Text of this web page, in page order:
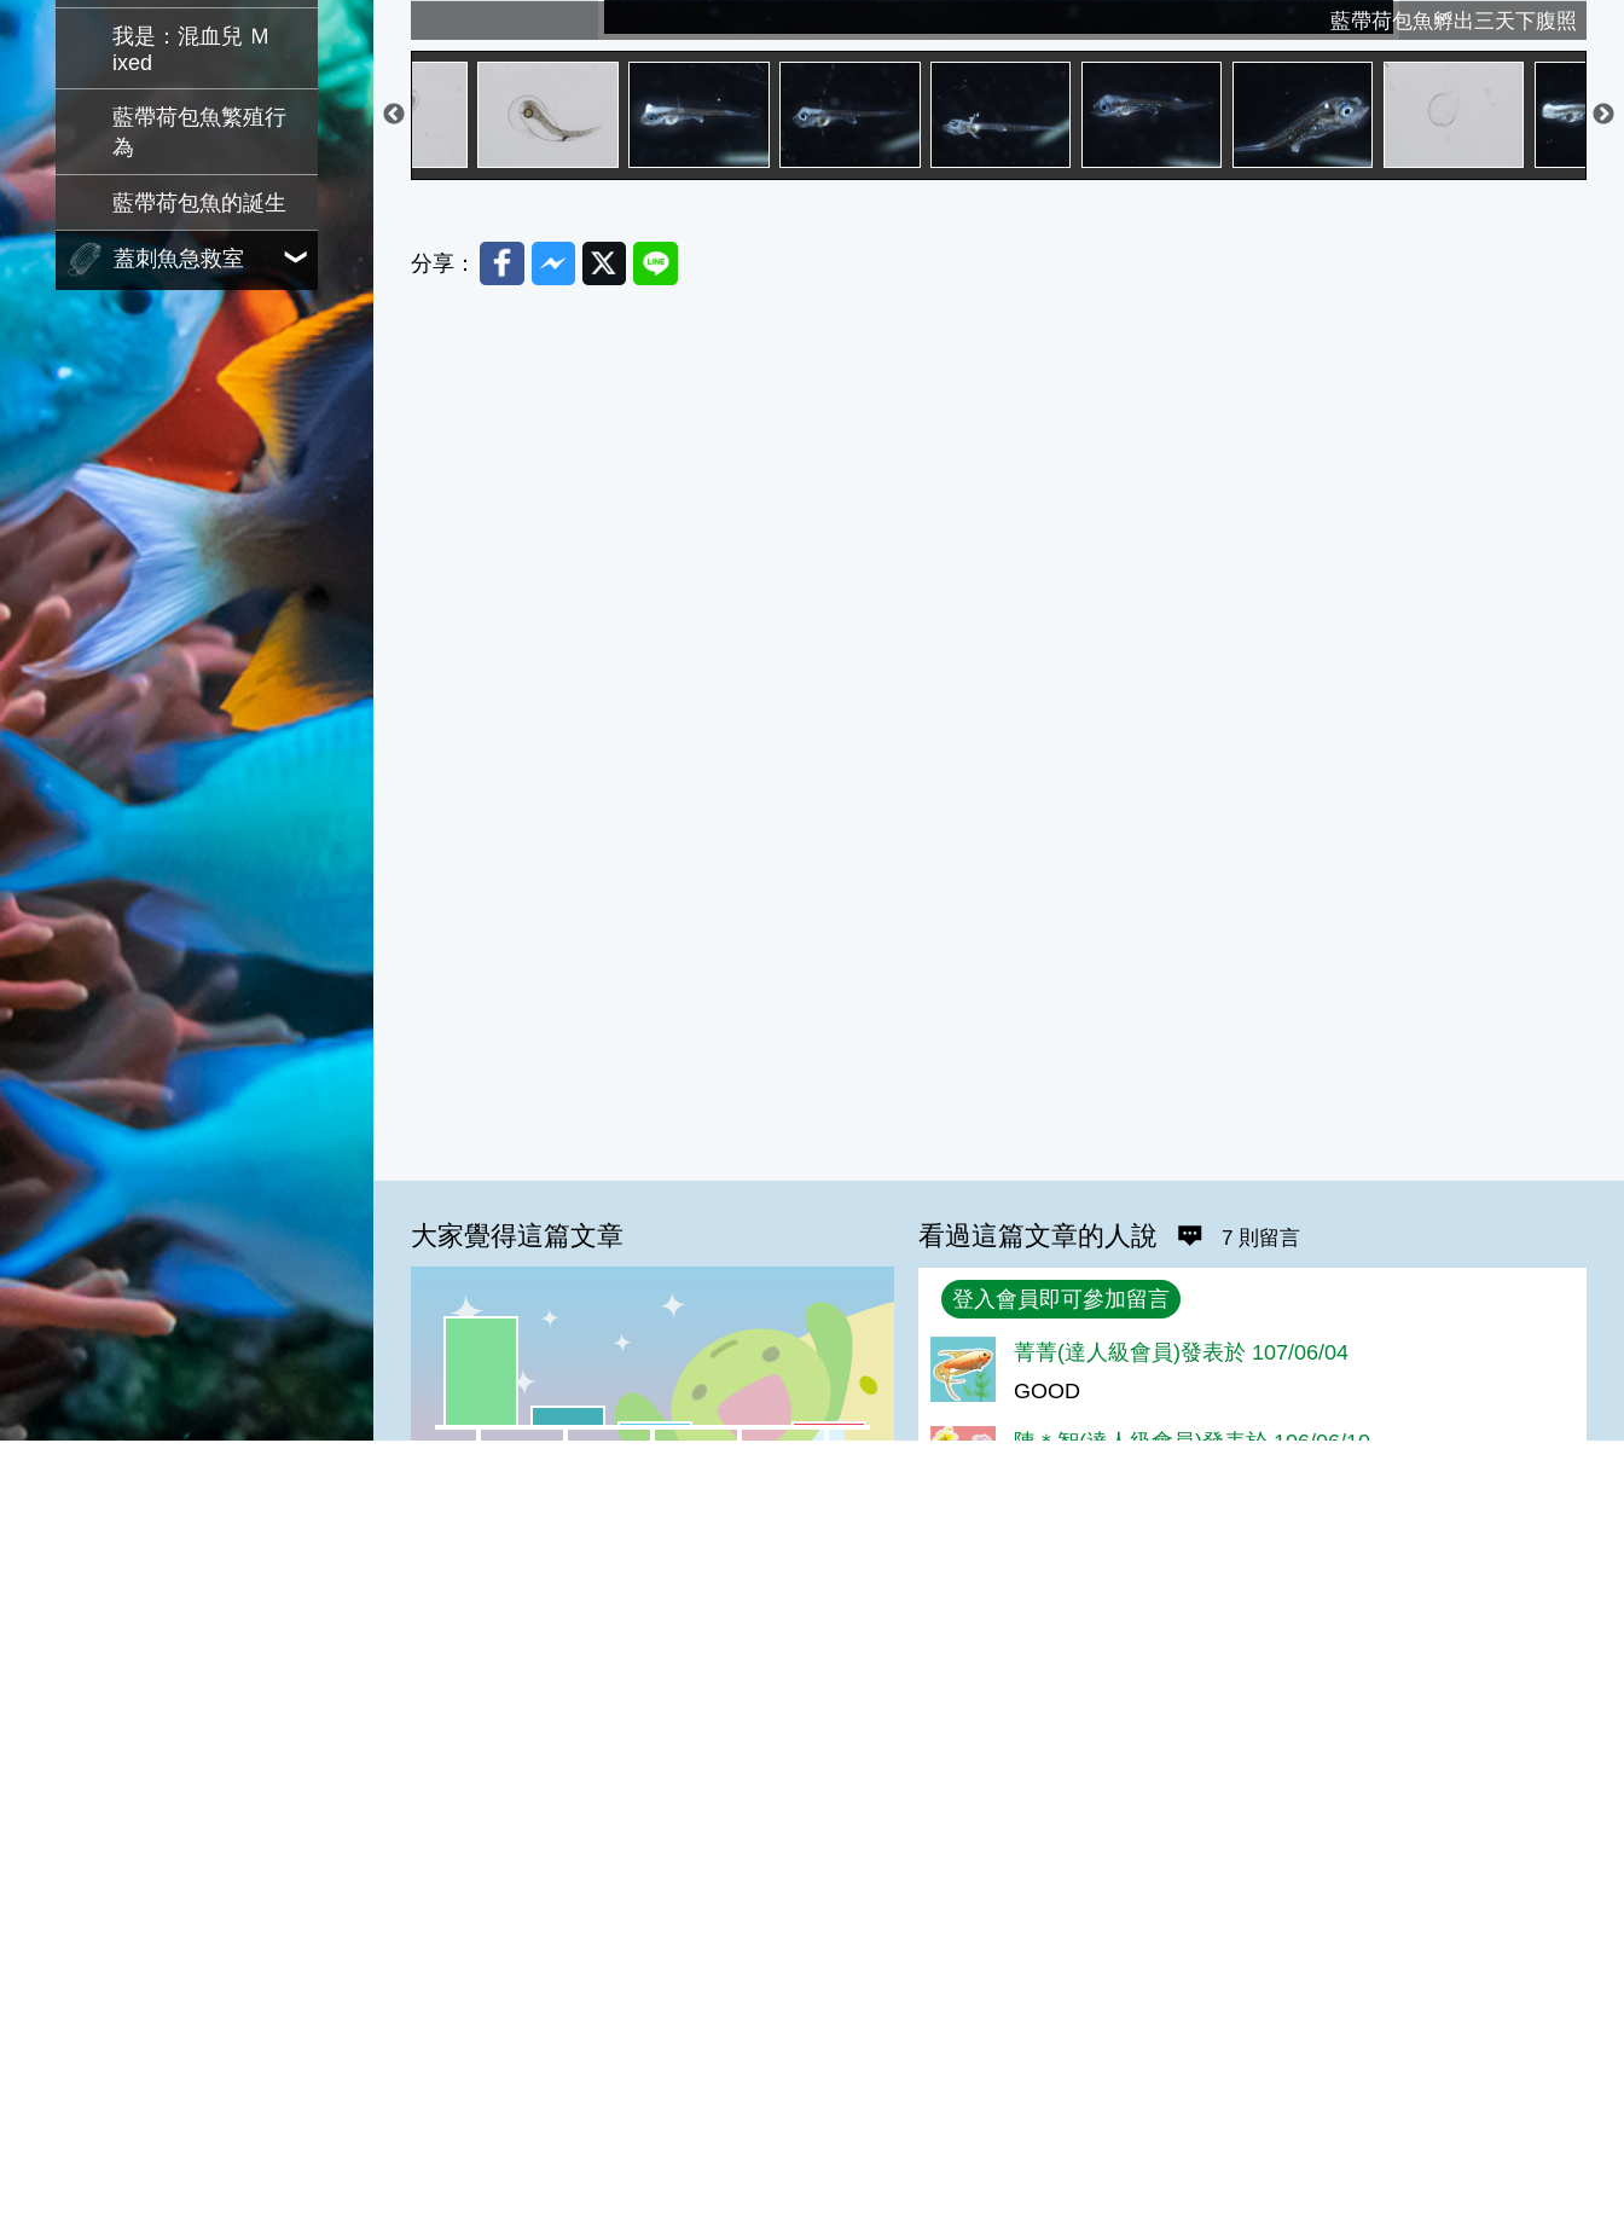
我是：混血兒 Ｍ
ixed
藍帶荷包魚繁殖行
為
藍帶荷包魚的誕生
蓋刺魚急救室
金蝴蝶開始破卵16
藍帶荷包魚孵出兩天
藍帶荷包魚孵出三天
藍帶荷包魚孵出三天下腹照
藍帶荷包魚孵出四天
藍帶荷包魚孵出七天
脫下的卵殼
藍帶荷包魚孵出一天
金蝴蝶3-尾巴會轉動
金蝴蝶3-尾巴會轉動-2
金蝴蝶
金蝴蝶-油球移動到尾部
金蝴蝶-油球移動到尾部2
金蝴蝶開始破卵1
金蝴蝶開始破卵2
金蝴蝶開始破卵3
金蝴蝶開始破卵4
金蝴蝶開始破卵5
金蝴蝶開始破卵6
金蝴蝶開始破卵7
金蝴蝶開始破卵8
金蝴蝶開始破卵9
金蝴蝶開始破卵10
金蝴蝶開始破卵11
金蝴蝶開始破卵12
金蝴蝶開始破卵13
金蝴蝶開始破卵14
金蝴蝶開始破卵15
金蝴蝶開始破卵16
金蝴蝶開始破卵17
金蝴蝶開始破卵18
金蝴蝶開始破卵19
金蝴蝶開始破卵20
剛孵化出來的金蝴蝶
分享： FacebookMessenger
TwitterLine
大家覺得這篇文章
我喜歡:14%
很實用:3%夠新奇:0%普普啦:3%
看過這篇文章的人說 7 則留言
回覆
登入會員即可參加留言
菁菁(達人級會員)發表於 107/06/04
GOOD
陳＊智(達人級會員)發表於 106/06/10